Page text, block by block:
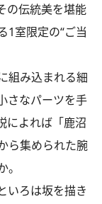
の伝統美を堪能
1室限定の“ご当
組み込まれる細
さなパーツを手
によれば「鹿沼
ら集められた腕
いろは坂を描き